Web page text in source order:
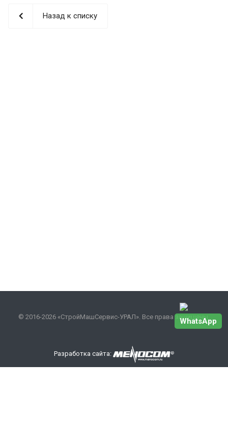
Назад к списку
© 2016-2026 «СтройМашСервис-УРАЛ». Все права защищены.
Разработка сайта:
WhatsApp